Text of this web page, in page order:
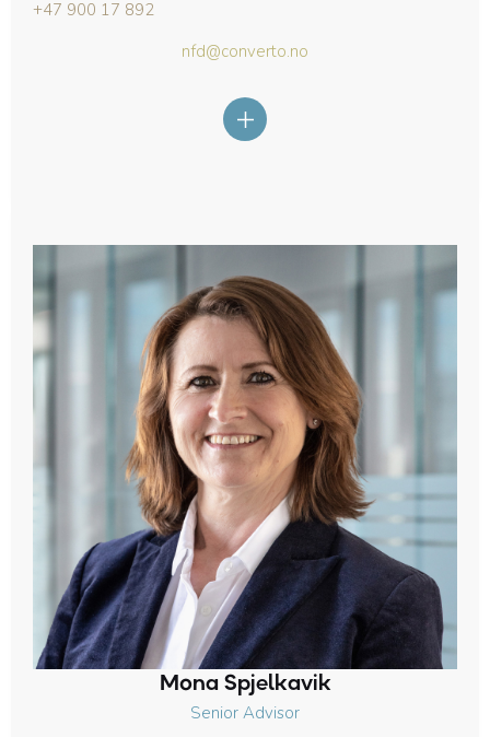
+47 900 17 892
nfd@converto.no
Mona Spjelkavik
Senior Advisor